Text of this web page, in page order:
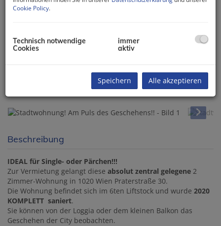
Beschreibung
IDEAL für Single- oder Pärchen!!!
Zur Vermietung gelangt diese absolut zentral gelegene 2
Zimmer-Wohnung in 1020 Wien Praterstraße 30.
Die Wohnung befindet sich im 6ten Liftstock und wurde 2020
KOMPLETT saniert.
Sie können von der Loggia oder dem kleinen Balkon das
Geschehen der City beobachten.
Cookie Policy.
Technisch notwendige
Cookies
immer
aktiv
Speichern Alle akzeptieren